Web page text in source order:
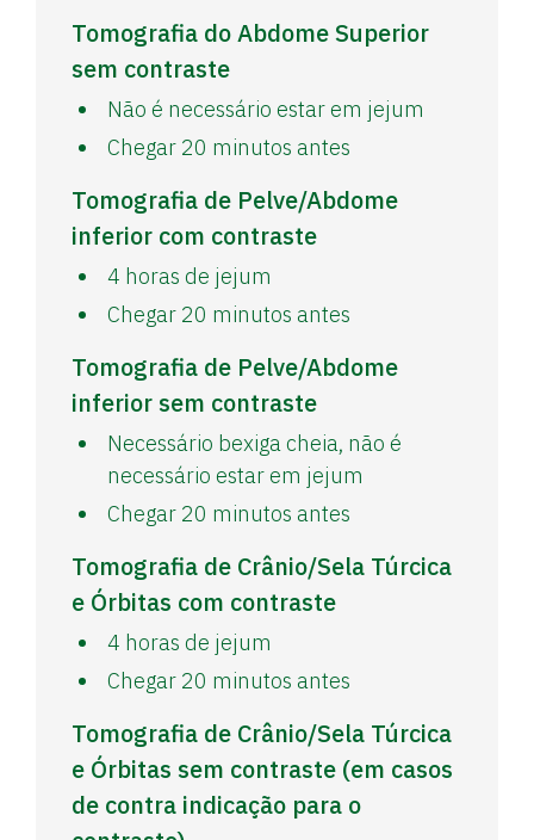
Tomografia do Abdome Superior
sem contraste
Não é necessário estar em jejum
Chegar 20 minutos antes
Tomografia de Pelve/Abdome
inferior com contraste
4 horas de jejum
Chegar 20 minutos antes
Tomografia de Pelve/Abdome
inferior sem contraste
Necessário bexiga cheia, não é
necessário estar em jejum
Chegar 20 minutos antes
Tomografia de Crânio/Sela Túrcica
e Órbitas com contraste
4 horas de jejum
Chegar 20 minutos antes
Tomografia de Crânio/Sela Túrcica
e Órbitas sem contraste (em casos
de contra indicação para o